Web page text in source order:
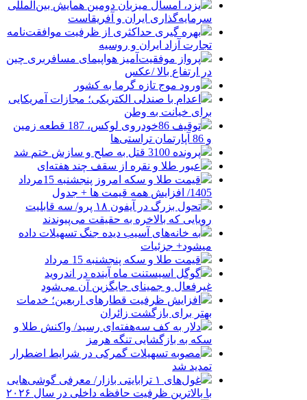
یزد، امسال میزبان دومین همایش بین‌المللی
سرمایه‌گذاری ایران و آفریقاست
بهره گیری حداکثری از ظرفیت موافقت‌نامه
تجارت آزاد ایران و روسیه
پرواز موفقیت‌آمیز هواپیمای مسافربری چین
در ارتفاع بالا /عکس
ورود موج تازه گرما به کشور
اعدام با صندلی الکتریکی؛ مجازات آمریکایی
برای خیانت به وطن
توقیف 86خودروی لوکس، 187 قطعه زمین
و 86 آپارتمان تراستی‌ها
پرونده 3100 قتل به صلح و سازش ختم شد
عبور طلا و نقره از سقف چند هفته‌ای
قیمت طلا و سکه امروز پنجشنبه 15مرداد
1405/ افزایش همه قیمت ها + جدول
تحول بزرگ در آیفون ۱۸ پرو/ سه قابلیت
رویایی که بالاخره به حقیقت می‌پیوندند
به خانه‌های آسیب دیده جنگ تسهیلات داده
میشود+ جزئیات
قیمت طلا و سکه پنجشنبه 15 مرداد
گوگل اسیستنت ماه آینده در اندروید
غیرفعال و جمینای جایگزین آن می‌شود
افزایش ظرفیت قطارهای اربعین؛ خدمات
بهتر برای بازگشت زائران
دلار به کف سه‌هفته‌ای رسید/ واکنش طلا و
سکه به بازگشایی تنگه هرمز
مصوبه تسهیلات گمرکی در شرایط اضطرار
تمدید شد
غول‌های ۱ ترابایتی بازار/ معرفی گوشی‌هایی
با بالاترین ظرفیت حافظه داخلی در سال ۲۰۲۶